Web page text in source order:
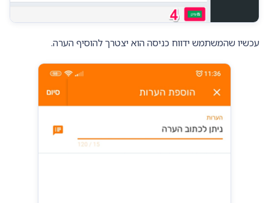
עכשיו שהמשתמש ידווח כניסה הוא יצטרך להוסיף הערה.